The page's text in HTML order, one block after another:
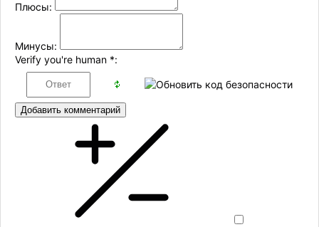
Плюсы:
Минусы:
Verify you're human *:
Добавить комментарий